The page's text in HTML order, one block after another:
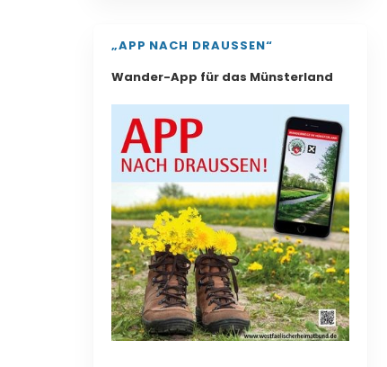
„APP NACH DRAUSSEN“
Wander-App für das Münsterland